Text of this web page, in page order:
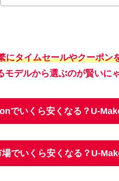
にタイムセールやクーポン
モデルから選ぶのが賢いに
でいくら安くなる？U-
でいくら安くなる？U-